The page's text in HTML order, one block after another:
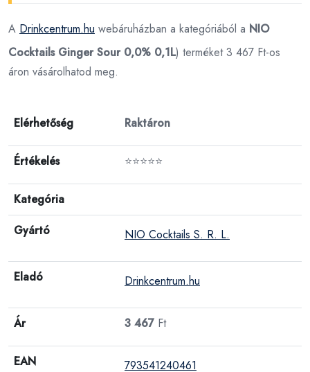
A Drinkcentrum.hu webáruházban a kategóriából a NIO
Cocktails Ginger Sour 0,0% 0,1L) terméket 3 467 Ft-os
áron vásárolhatod meg.
Elérhetőség Raktáron
Értékelés ⭐⭐⭐⭐⭐
Kategória
Gyártó
NIO Cocktails S. R. L.
Eladó Drinkcentrum.hu
Ár 3 467 Ft
EAN 793541240461